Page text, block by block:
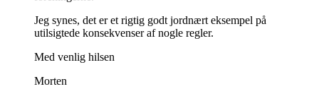
Jeg synes, det er et rigtig godt jordnært eksempel på
utilsigtede konsekvenser af nogle regler.
Med venlig hilsen
Morten